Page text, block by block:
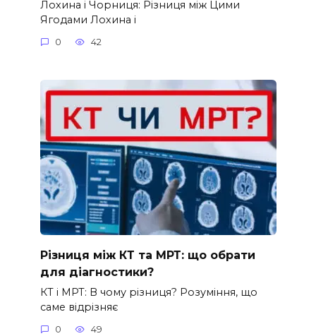
Лохина і Чорниця: Різниця між Цими
Ягодами Лохина і
0 42
Різниця між КТ та МРТ: що обрати
для діагностики?
КТ і МРТ: В чому різниця? Розуміння, що
саме відрізняє
0 49